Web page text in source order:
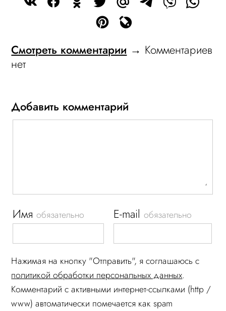
Смотреть комментарии → Комментариев
нет
Добавить комментарий
Имяобязательно E-mailобязательно
Нажимая на кнопку "Отправить", я соглашаюсь c
политикой обработки персональных данных.
Комментарий c активными интернет-ссылками (http /
www) автоматически помечается как spam